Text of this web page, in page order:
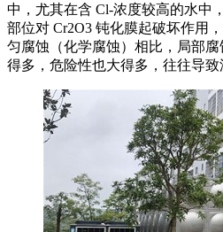
中，尤其在含 Cl-浓度较高的水中
部位对 Cr2O3 钝化膜起破坏作用
匀腐蚀（化学腐蚀）相比，局部
得多，危险性也大得多，往往导致